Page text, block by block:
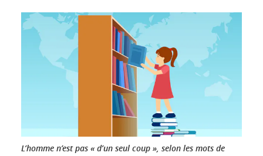
L’homme n’est pas « d’un seul coup », selon les mots de